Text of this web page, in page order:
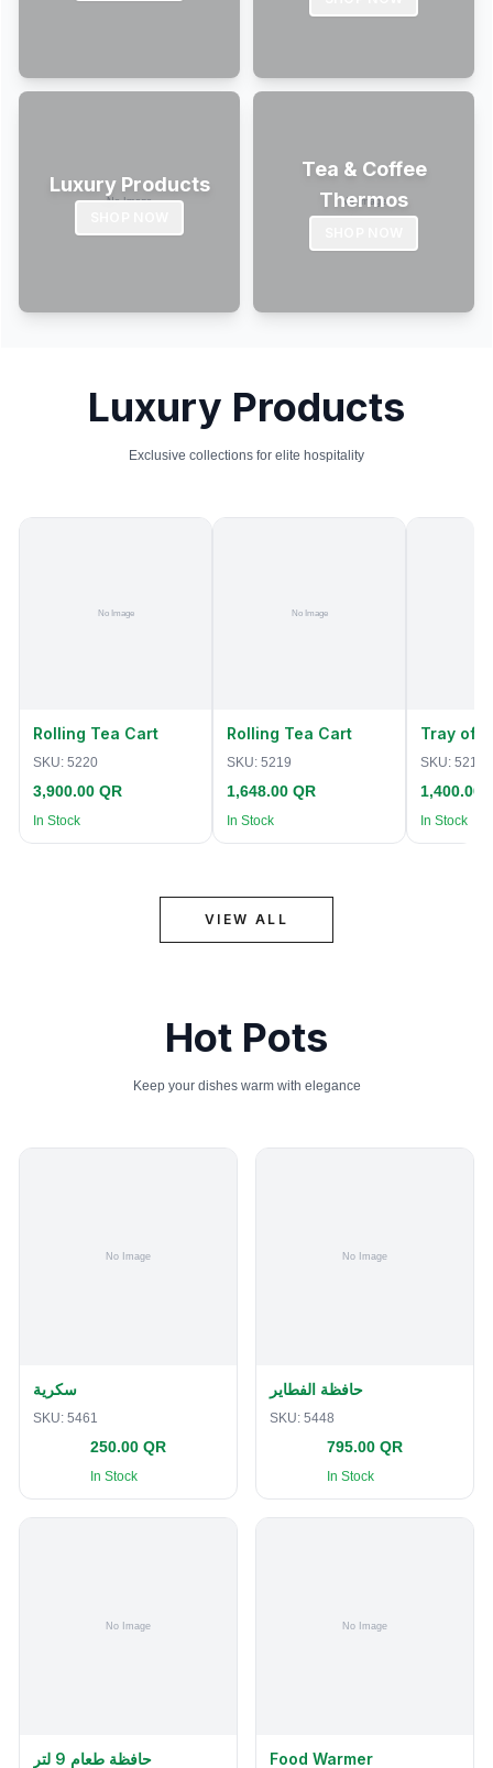
Luxury Products
Tea & Coffee
Thermos
Luxury Products
Exclusive collections for elite hospitality
Rolling Tea Cart
SKU: 5220
3,900.00 QR
In Stock
Rolling Tea Cart
SKU: 5219
1,648.00 QR
In Stock
Tray of
SKU: 5218
1,400.00
In Stock
VIEW ALL
Hot Pots
Keep your dishes warm with elegance
سكرية
SKU: 5461
250.00 QR
In Stock
حافظة الفطاير
SKU: 5448
795.00 QR
In Stock
حافظة طعام 9 لتر Food Warmer